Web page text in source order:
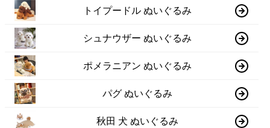
トイプードル ぬいぐるみ
シュナウザー ぬいぐるみ
ポメラニアン ぬいぐるみ
パグ ぬいぐるみ
秋田 犬 ぬいぐるみ